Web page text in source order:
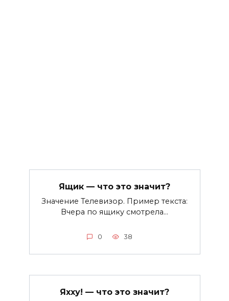
Ящик — что это значит?
Значение Телевизор. Пример текста:
Вчера по ящику смотрела…
0 38
Яхху! — что это значит?